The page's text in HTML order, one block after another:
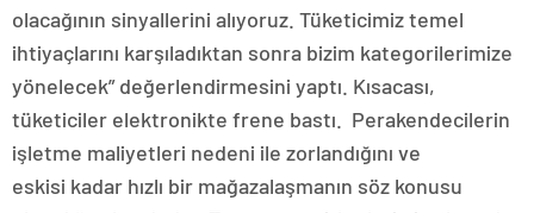
olacağının sinyallerini alıyoruz. Tüketicimiz temel
ihtiyaçlarını karşıladıktan sonra bizim kategorilerimize
yönelecek” değerlendirmesini yaptı. Kısacası,
tüketiciler elektronikte frene bastı. Perakendecilerin
işletme maliyetleri nedeni ile zorlandığını ve
eskisi kadar hızlı bir mağazalaşmanın söz konusu